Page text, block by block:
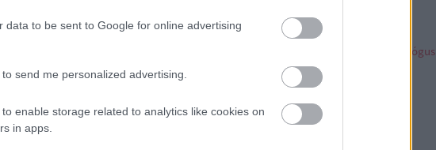
data to be sent to Google for online advertising
send me personalized advertising.
enable storage related to analytics like cookies on
in apps.
other linkz
Appleblog
Deliága Éva gyermekpszichológus
Intelligens vagyonvédelem
Irány a tech
Koren Balázs
Pintér Zsolt @Mp3Pintyo